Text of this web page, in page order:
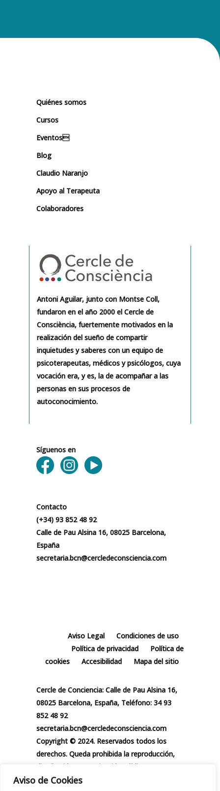
Aviso de Cookies
Quiénes somos
Cursos
Eventos
Blog
Claudio Naranjo
Apoyo al Terapeuta
Colaboradores
Antoni Aguilar, junto con Montse Coll,
fundaron en el año 2000 el Cercle de
Consciència, fuertemente motivados en la
realización del sueño de compartir
inquietudes y saberes con un equipo de
psicoterapeutas, médicos y psicólogos, cuya
vocación era, y es, la de acompañar a las
personas en sus procesos de
autoconocimiento.
Síguenos en
Contacto
(+34) 93 852 48 92
Calle de Pau Alsina 16, 08025 Barcelona,
España
secretaria.bcn@cercledeconsciencia.com
Aviso Legal
Condiciones de uso
Política de privacidad
Política de
cookies
Accesibilidad Mapa del sitio
Cercle de Conciencia: Calle de Pau Alsina 16,
08025 Barcelona, España, Teléfono: 34 93
852 48 92
secretaria.bcn@cercledeconsciencia.com
Copyright © 2024. Reservados todos los
derechos. Queda prohibida la reproducción,
distribución, comunicación pública y
utilización, total o parcial, de los contenidos